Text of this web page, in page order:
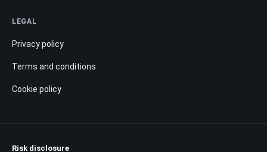
LEGAL
Privacy policy
Terms and conditions
Cookie policy
Risk disclosure